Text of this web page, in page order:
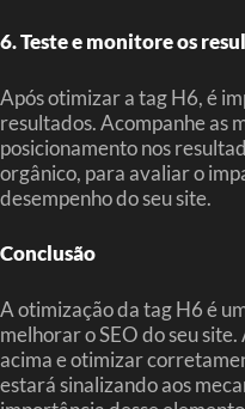
6. Teste e monitore os
Após otimizar a tag H6, é
resultados. Acompanhe as
posicionamento nos
orgânico, para avaliar o
desempenho do seu site.
Conclusão
A otimização da tag H6 é
melhorar o SEO do seu
acima e otimizar
estará sinalizando aos